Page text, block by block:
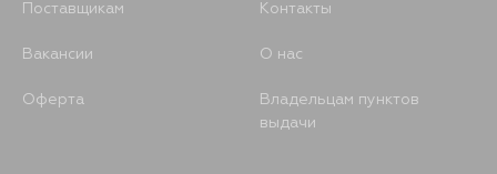
Поставщикам Контакты
Вакансии О нас
Оферта
Владельцам пунктов
выдачи